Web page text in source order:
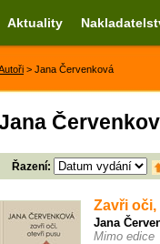
Aktuality
> Jana Červenková
Řazení:
Zavři
Jana
Mimo edice